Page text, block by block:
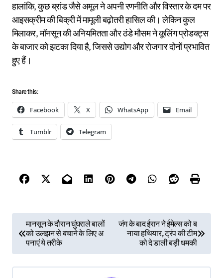
हालांकि, कुछ ब्रांड जैसे अमूल ने अपनी रणनीति और विस्तार के दम पर
आइसक्रीम की बिक्री में मामूली बढ़ोतरी हासिल की। लेकिन कुल
मिलाकर, मॉनसून की अनियमितता और ठंडे मौसम ने कूलिंग प्रोडक्ट्स
के बाजार को झटका दिया है, जिससे उद्योग और रोजगार दोनों प्रभावित
हुए हैं।
Share this:
Facebook X WhatsApp Email
Tumblr Telegram
s
मानसून के दौरान घुंघराले बालों
को उलझन से बचाने के लिए अ
पनाएं ये तरीके
जंग के बाद ईरान ने ईमेल्स को ब
नाया हथियार, ट्रंप की टीम
को दे डाली बड़ी धमकी